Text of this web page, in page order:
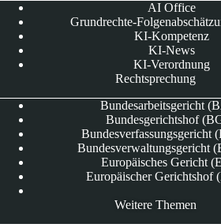
AI Office
Grundrechte-
KI-Kompetenz
KI-News
KI-Verordnung
Rechtsprechung
Bundesarbeitsgericht
Bundesgerichtshof
Bundesverfassungsgericht
Bundesverwaltungsgericht
Europäisches Gericht
Europäischer Gerichtshof
Weitere Themen